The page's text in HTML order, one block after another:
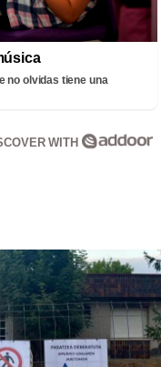
no olvidas tiene una
WITH